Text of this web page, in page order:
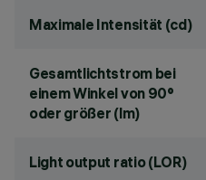
Maximale Intensität (cd)
Gesamtlichtstrom bei
einem Winkel von 90°
oder größer (lm)
Light output ratio (LOR)